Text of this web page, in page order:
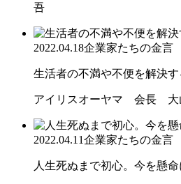
吾
2022.04.18企業家たちの金言
生活者の不満や不便を解決
アイリスオーヤマ 会長 大
2022.04.11企業家たちの金言
人生死ぬまで初心。今を懸